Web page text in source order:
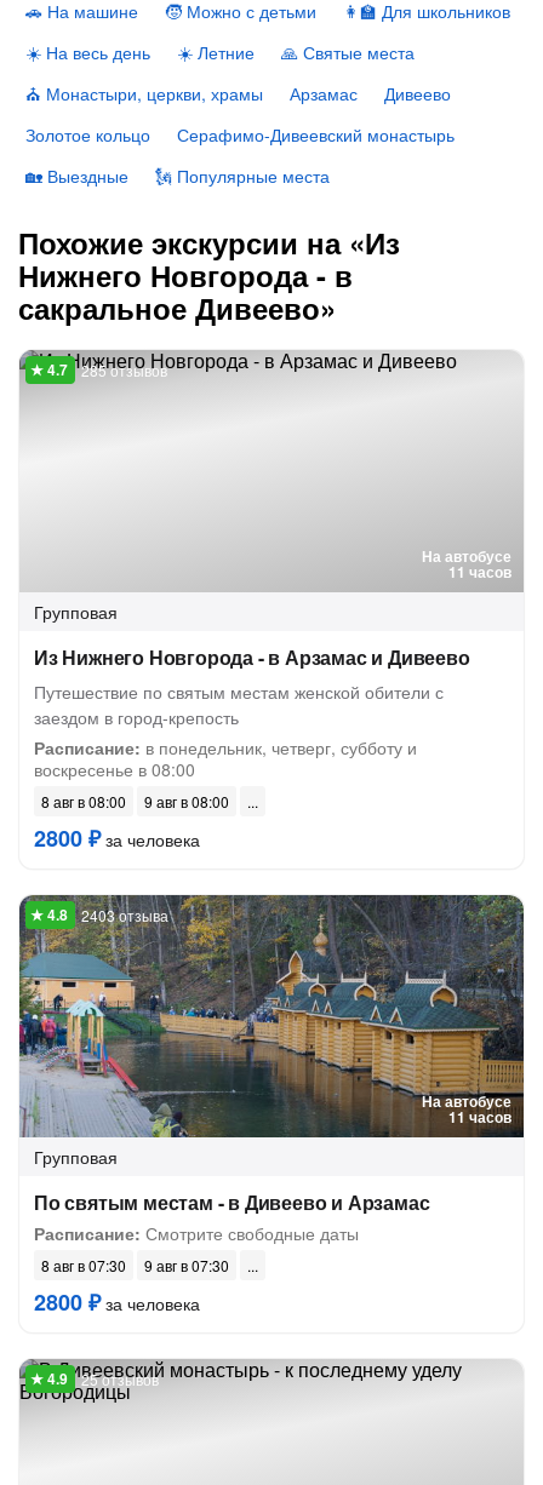
🚗 На машине 🧒 Можно с детьми
👩‍🏫 Для школьников
☀️ На весь день
☀️ Летние
🙏 Святые места
⛪️ Монастыри, церкви, храмы
Арзамас
Дивеево
Золотое кольцо
Серафимо-Дивеевский монастырь
🏡 Выездные
🗽 Популярные места
Похожие экскурсии на «Из
Нижнего Новгорода - в
сакральное Дивеево»
На автобусе
11 часов
285 отзывов
Групповая
Из Нижнего Новгорода - в Арзамас и Дивеево
Путешествие по святым местам женской обители с
заездом в город-крепость
Расписание: в понедельник, четверг, субботу и
воскресенье в 08:00
8 авг в 08:00 9 авг в 08:00
2800 ₽за человека
На автобусе
11 часов
2403 отзыва
Групповая
По святым местам - в Дивеево и Арзамас
Расписание: Смотрите свободные даты
8 авг в 07:30 9 авг в 07:30
2800 ₽за человека
25 отзывов